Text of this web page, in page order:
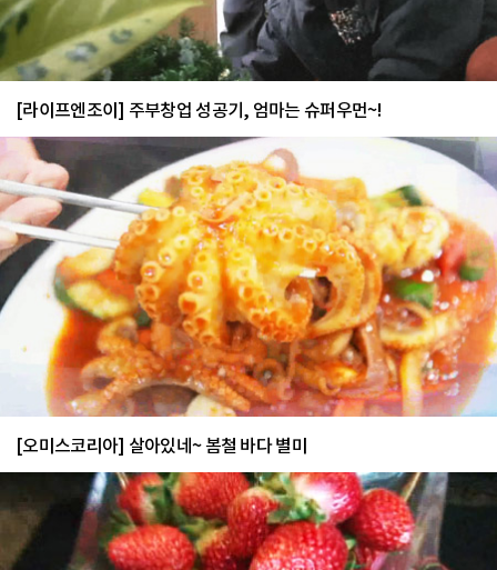
[라이프엔조이] 주부창업 성공기, 엄마는 슈퍼우먼~!
[오미스코리아] 살아있네~ 봄철 바다 별미